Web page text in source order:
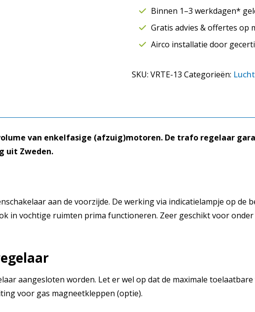
standen
13
ampère
beveiligd
Binnen 1–3 werkdagen*
Gratis advies & offertes op
Airco installatie door
SKU: VRTE-13 Categorieën:
van enkelfasige (afzuig)motoren. De trafo regelaar
uit Zweden.
aan de voorzijde. De werking via indicatielampje op de
in vochtige ruimten prima functioneren. Zeer geschikt voor
aangesloten worden. Let er wel op dat de maximale
voor gas magneetkleppen (optie).